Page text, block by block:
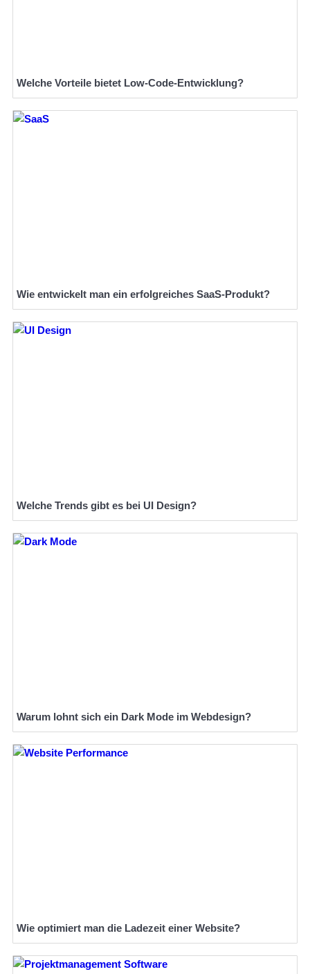
Welche Vorteile bietet Low-Code-Entwicklung?
Wie entwickelt man ein erfolgreiches SaaS-Produkt?
Welche Trends gibt es bei UI Design?
Warum lohnt sich ein Dark Mode im Webdesign?
Wie optimiert man die Ladezeit einer Website?